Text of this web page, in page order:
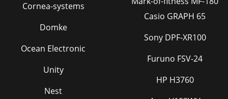
Cornea-systems
Domke
Ocean Electronic
Unity
Nest
Casio GRAPH 65
Sony DPF-XR100
Furuno FSV-24
HP H3760